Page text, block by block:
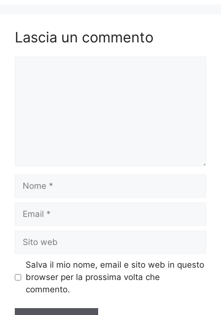
Lascia un commento
web
Salva il mio nome, email e sito web in questo
browser per la prossima volta che
commento.